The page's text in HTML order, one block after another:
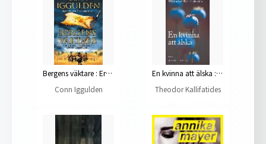
Bergens väktare : Erövraren III
Conn Iggulden
En kvinna att älska : roman
Theodor Kallifatides